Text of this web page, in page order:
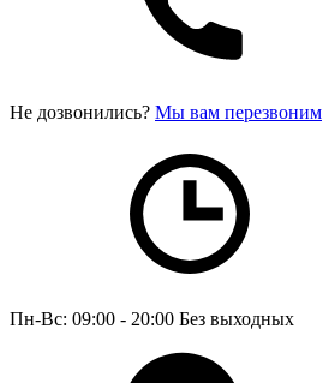
Не дозвонились? Мы вам перезвоним
Пн-Вс: 09:00 - 20:00 Без выходных